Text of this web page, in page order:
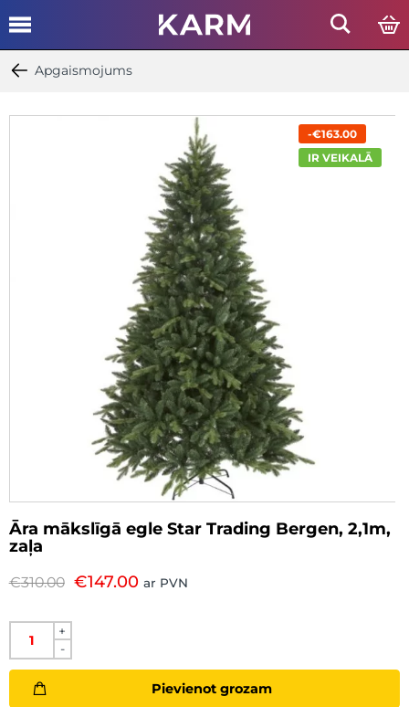
Apgaismojums
-€163.00
IR VEIKALĀ
Āra mākslīgā egle Star Trading Bergen, 2,1m,
zaļa
€310.00 €147.00 ar PVN
+
-
Pievienot grozam